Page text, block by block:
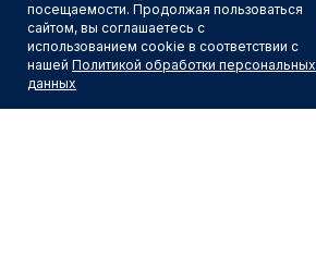
посещаемости. Продолжая пользоваться
сайтом, вы соглашаетесь с
использованием cookie в соответствии с
нашей Политикой обработки персональных
данных